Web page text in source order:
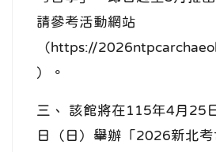
請參考活動網站
（https://
）。
三、 該館將在115年4月25
日（日）舉辦「2026新北